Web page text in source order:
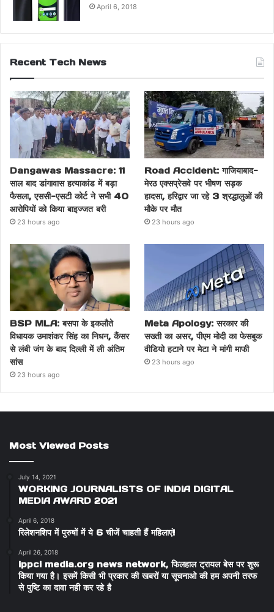
April 6, 2018
Recent Tech News
Dangawas Massacre: 11
साल बाद डांगावास हत्याकांड में बड़ा
फैसला, एससी-एसटी कोर्ट ने सभी 40
आरोपियों को किया बाइज्जत बरी
23 hours ago
Road Accident: गाजियाबाद-
मेरठ एक्सप्रेसवे पर भीषण सड़क
हादसा, हरिद्वार जा रहे 3 श्रद्धालुओं की
मौके पर मौत
23 hours ago
BSP MLA: बसपा के इकलौते
विधायक उमाशंकर सिंह का निधन, कैंसर
से लंबी जंग के बाद दिल्ली में ली अंतिम
सांस
23 hours ago
Meta Apology: सरकार की
सख्ती का असर, पीएम मोदी का फेसबुक
वीडियो हटाने पर मेटा ने मांगी माफी
23 hours ago
Most Viewed Posts
July 14, 2021
WORKING JOURNALISTS OF INDIA DIGITAL
MEDIA AWARD 2021
April 6, 2018
रिलेशनशिप में पुरुषों में ये 6 चीजें चाहती हैं महिलाएं!
April 26, 2018
ippci media.org news network, फिलहाल ट्रायल बेस पर शुरू
किया गया है। इसमें किसी भी प्रकार की खबरों या सूचनाओ की हम अपनी तरफ
से पुष्टि का दावा नही कर रहे है